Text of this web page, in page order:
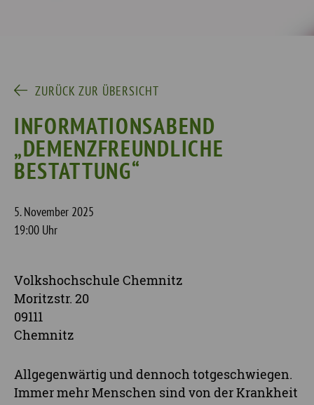
ZURÜCK ZUR ÜBERSICHT
INFORMATIONSABEND
„DEMENZFREUNDLICHE
BESTATTUNG“
5. November 2025
19:00 Uhr
Volkshochschule Chemnitz
Moritzstr. 20
09111
Chemnitz
Allgegenwärtig und dennoch totgeschwiegen.
Immer mehr Menschen sind von der Krankheit